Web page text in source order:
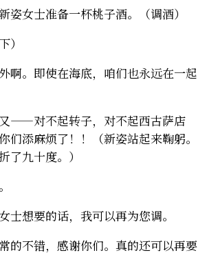
姿女士准备一杯桃子酒。（调酒）
）
啊。即使在海底，咱们也永远在一起
——对不起转子，对不起西古萨店
添麻烦了！！（新姿站起来鞠躬。
了九十度。）
士想要的话，我可以再为您调。
的不错，感谢你们。真的还可以再要